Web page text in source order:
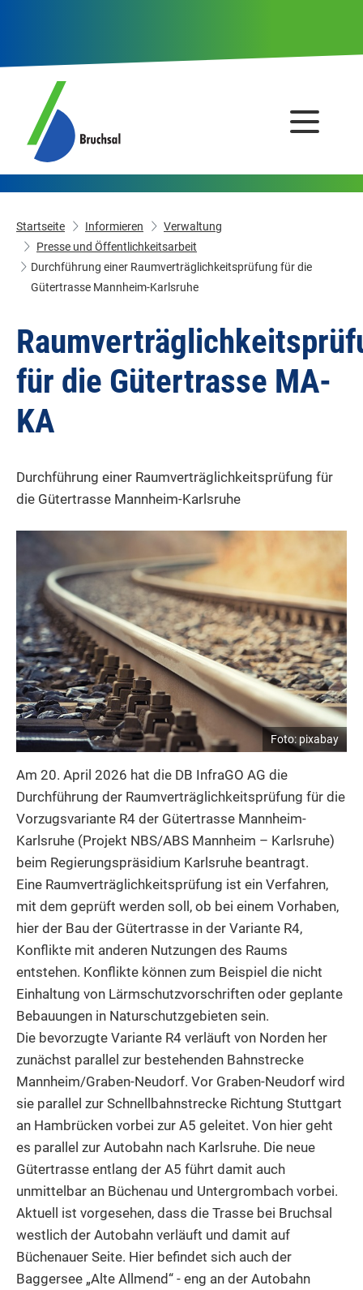
Startseite Informieren
Verwaltung
Presse und Öffentlichkeitsarbeit
Durchführung einer Raumverträglichkeitsprüfung für die
Gütertrasse Mannheim-Karlsruhe
für die Gütertrasse MA-
KA
Durchführung einer Raumverträglichkeitsprüfung für
die Gütertrasse Mannheim-Karlsruhe
Foto: pixabay
Am 20. April 2026 hat die DB InfraGO AG die
Durchführung der Raumverträglichkeitsprüfung für die
Vorzugsvariante R4 der Gütertrasse Mannheim-
Karlsruhe (Projekt NBS/ABS Mannheim – Karlsruhe)
beim Regierungspräsidium Karlsruhe beantragt.
Eine Raumverträglichkeitsprüfung ist ein Verfahren,
mit dem geprüft werden soll, ob bei einem Vorhaben,
hier der Bau der Gütertrasse in der Variante R4,
Konflikte mit anderen Nutzungen des Raums
entstehen. Konflikte können zum Beispiel die nicht
Einhaltung von Lärmschutzvorschriften oder geplante
Bebauungen in Naturschutzgebieten sein.
Die bevorzugte Variante R4 verläuft von Norden her
zunächst parallel zur bestehenden Bahnstrecke
Mannheim/Graben-Neudorf. Vor Graben-Neudorf wird
sie parallel zur Schnellbahnstrecke Richtung Stuttgart
an Hambrücken vorbei zur A5 geleitet. Von hier geht
es parallel zur Autobahn nach Karlsruhe. Die neue
Gütertrasse entlang der A5 führt damit auch
unmittelbar an Büchenau und Untergrombach vorbei.
Aktuell ist vorgesehen, dass die Trasse bei Bruchsal
westlich der Autobahn verläuft und damit auf
Büchenauer Seite. Hier befindet sich auch der
Baggersee „Alte Allmend“ - eng an der Autobahn